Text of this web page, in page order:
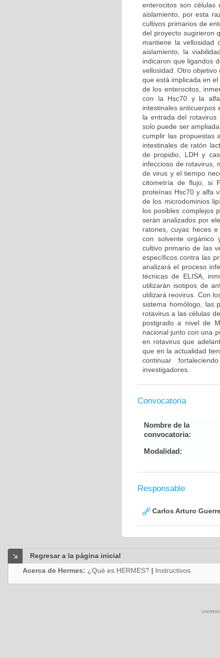
enterocitos son células
aislamiento, por esta
cultivos primarios de
del proyecto sugirieron
mantiene la vellosidad
aislamiento, la
indicaron que ligandos
vellosidad. Otro
que está implicada en
de los enterocitos,
con la Hsc70 y la alfa
intestinales anticuerpos
la entrada del
solo puede ser
cumplir las propuestas
intestinales de ratón
de propidio, LDH y
infeccioso de rotavirus,
de virus y el tiempo
citometría de flujo, si
proteínas Hsc70 y alfa
de los microdominios
los posibles complejos
serán analizados por
ratones, cuyas heces
con solvente orgánico
cultivo primario de las
específicos contra las
analizará el proceso
técnicas de ELISA,
utilizarán isotipos de
utilizará reovirus. Con
sistema homólogo, las
rotavirus a las células
postgrado a nivel de
nacional junto con una
en rotavirus que
que en la actualidad
continuar
investigadores.
Convocatoria
Nombre de la
convocatoria:
Modalidad:
Responsable
Carlos Arturo
Regresar a la página inicial
Acerca de Hermes: ¿Qué es HERMES? | Instructivos